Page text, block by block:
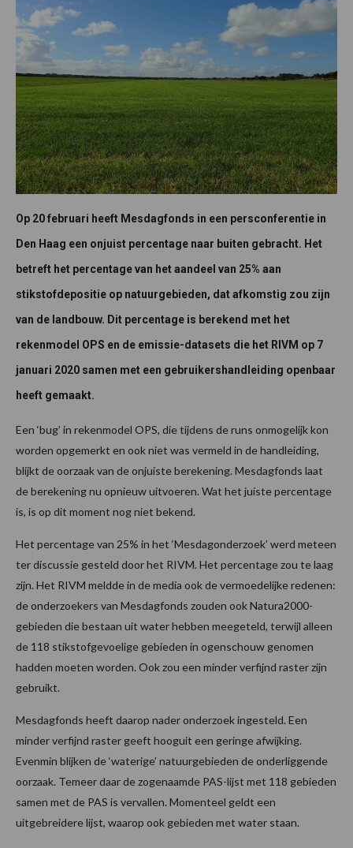
Op 20 februari heeft Mesdagfonds in een persconferentie in
Den Haag een onjuist percentage naar buiten gebracht. Het
betreft het percentage van het aandeel van 25% aan
stikstofdepositie op natuurgebieden, dat afkomstig zou zijn
van de landbouw. Dit percentage is berekend met het
rekenmodel OPS en de emissie-datasets die het RIVM op 7
januari 2020 samen met een gebruikershandleiding openbaar
heeft gemaakt.
Een ‘bug’ in rekenmodel OPS, die tijdens de runs onmogelijk kon
worden opgemerkt en ook niet was vermeld in de handleiding,
blijkt de oorzaak van de onjuiste berekening. Mesdagfonds laat
de berekening nu opnieuw uitvoeren. Wat het juiste percentage
is, is op dit moment nog niet bekend.
Het percentage van 25% in het ‘Mesdagonderzoek’ werd meteen
ter discussie gesteld door het RIVM. Het percentage zou te laag
zijn. Het RIVM meldde in de media ook de vermoedelijke redenen:
de onderzoekers van Mesdagfonds zouden ook Natura2000-
gebieden die bestaan uit water hebben meegeteld, terwijl alleen
de 118 stikstofgevoelige gebieden in ogenschouw genomen
hadden moeten worden. Ook zou een minder verfijnd raster zijn
gebruikt.
Mesdagfonds heeft daarop nader onderzoek ingesteld. Een
minder verfijnd raster geeft hooguit een geringe afwijking.
Evenmin blijken de ‘waterige’ natuurgebieden de onderliggende
oorzaak. Temeer daar de zogenaamde PAS-lijst met 118 gebieden
samen met de PAS is vervallen. Momenteel geldt een
uitgebreidere lijst, waarop ook gebieden met water staan.